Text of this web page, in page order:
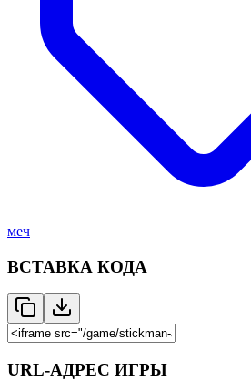
меч
ВСТАВКА КОДА
URL-АДРЕС ИГРЫ